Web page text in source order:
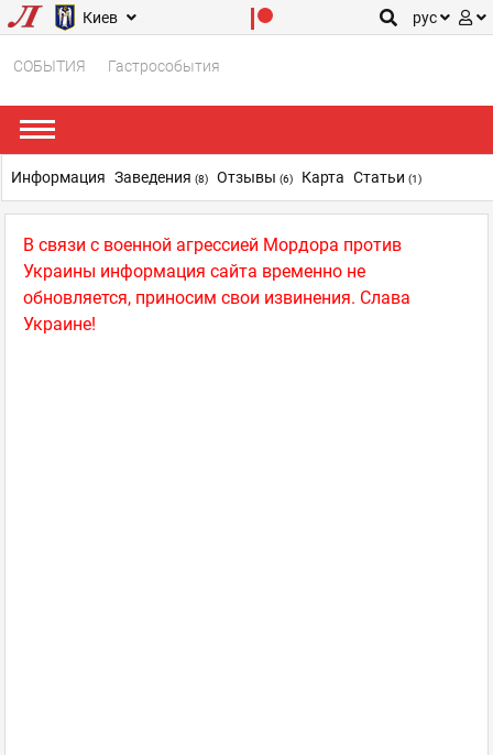
Киев рус
СОБЫТИЯ Гастрособытия
В связи с военной агрессией Мордора против
Украины информация сайта временно не
обновляется, приносим свои извинения. Слава
Украине!
Информация Заведения (8) Отзывы (6) Карта Статьи (1)